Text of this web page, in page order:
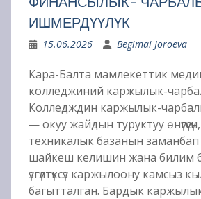
ИШМЕРДҮҮЛҮК
15.06.2026 Begimai Joroeva
Кара-Балта мамлекеттик
колледжиний каржылык-
Колледждин каржылык-чарбалык
— окуу жайдын туруктуу
техникалык базанын заманбап
шайкеш келишин жана билим
үзгүлтүксүз каржылоону камсыз
багытталган. Бардык